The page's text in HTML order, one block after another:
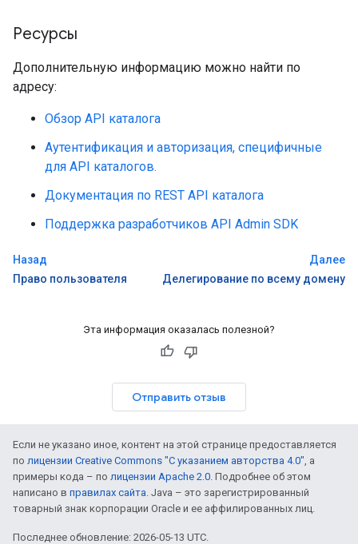
Ресурсы
Дополнительную информацию можно найти по
адресу:
Обзор API каталога
Аутентификация и авторизация, специфичные
для API каталогов.
Документация по REST API каталога
Поддержка разработчиков API Admin SDK
Назад
Право пользователя
Далее
Делегирование по всему домену
Эта информация оказалась полезной?
Отправить отзыв
Если не указано иное, контент на этой странице предоставляется
по лицензии Creative Commons "С указанием авторства 4.0", а
примеры кода – по лицензии Apache 2.0. Подробнее об этом
написано в правилах сайта. Java – это зарегистрированный
товарный знак корпорации Oracle и ее аффилированных лиц.
Последнее обновление: 2026-05-13 UTC.